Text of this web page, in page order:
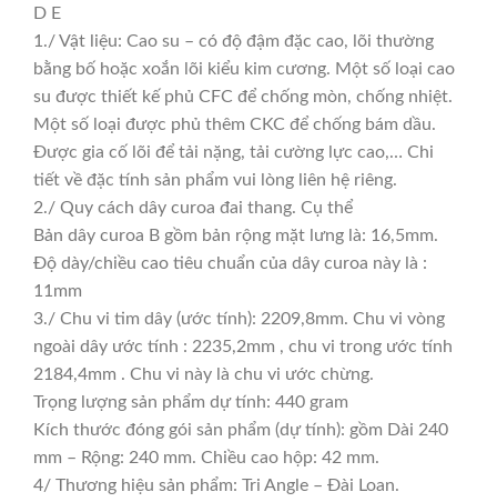
D E
1./ Vật liệu: Cao su – có độ đậm đặc cao, lõi thường
bằng bố hoặc xoắn lõi kiểu kim cương. Một số loại cao
su được thiết kế phủ CFC để chống mòn, chống nhiệt.
Một số loại được phủ thêm CKC để chống bám dầu.
Được gia cố lõi để tải nặng, tải cường lực cao,… Chi
tiết về đặc tính sản phẩm vui lòng liên hệ riêng.
2./ Quy cách dây curoa đai thang. Cụ thể
Bản dây curoa B gồm bản rộng mặt lưng là: 16,5mm.
Độ dày/chiều cao tiêu chuẩn của dây curoa này là :
11mm
3./ Chu vi tim dây (ước tính): 2209,8mm. Chu vi vòng
ngoài dây ước tính : 2235,2mm , chu vi trong ước tính
2184,4mm . Chu vi này là chu vi ước chừng.
Trọng lượng sản phẩm dự tính: 440 gram
Kích thước đóng gói sản phẩm (dự tính): gồm Dài 240
mm – Rộng: 240 mm. Chiều cao hộp: 42 mm.
4/ Thương hiệu sản phẩm: Tri Angle – Đài Loan.